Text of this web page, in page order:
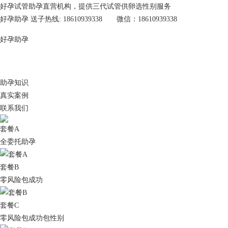
好孕试管助孕直营机构，提供三代试管供卵选性别服务
好孕助孕 送子热线: 18610939338 微信：18610939338
好孕助孕
助孕知识
真实案例
联系我们
套餐A
全委托助孕
套餐B
零风险包成功
套餐C
零风险包成功包性别